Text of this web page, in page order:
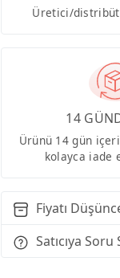
Üretici/
14
Ürünü 14 gün
kolayca iade
Fiyatı
Satıcıya Soru